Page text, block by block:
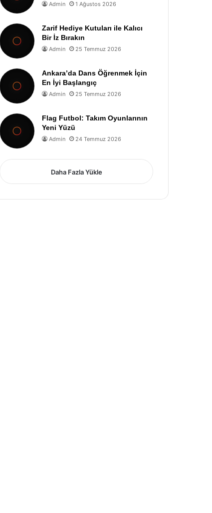
Admin 1 Ağustos 2026
Zarif Hediye Kutuları ile Kalıcı
Bir İz Bırakın
Admin 25 Temmuz 2026
Ankara’da Dans Öğrenmek İçin
En İyi Başlangıç
Admin 25 Temmuz 2026
Flag Futbol: Takım Oyunlarının
Yeni Yüzü
Admin 24 Temmuz 2026
Daha Fazla Yükle